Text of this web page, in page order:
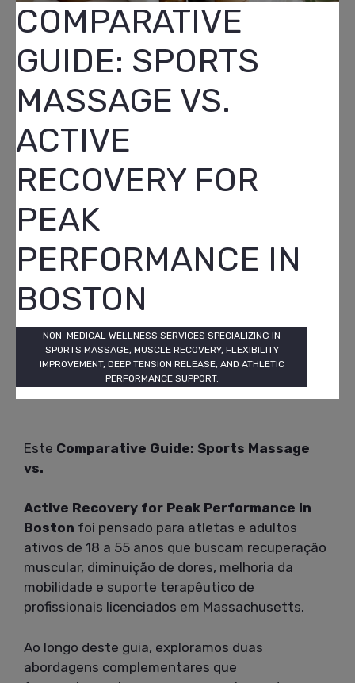
COMPARATIVE
GUIDE: SPORTS
MASSAGE VS.
ACTIVE
RECOVERY FOR
PEAK
PERFORMANCE IN
BOSTON
NON-MEDICAL WELLNESS SERVICES SPECIALIZING IN
SPORTS MASSAGE, MUSCLE RECOVERY, FLEXIBILITY
IMPROVEMENT, DEEP TENSION RELEASE, AND ATHLETIC
PERFORMANCE SUPPORT.
Este Comparative Guide: Sports Massage
vs.
Active Recovery for Peak Performance in
Boston foi pensado para atletas e adultos
ativos de 18 a 55 anos que buscam recuperação
muscular, diminuição de dores, melhoria da
mobilidade e suporte terapêutico de
profissionais licenciados em Massachusetts.
Ao longo deste guia, exploramos duas
abordagens complementares que